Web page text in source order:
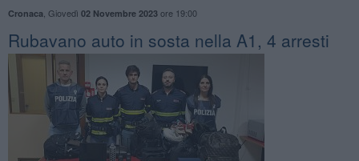
Cronaca Giovedì 02 Novembre 2023ore 19:00
Rubavano auto in sosta nella A1, 4 arresti